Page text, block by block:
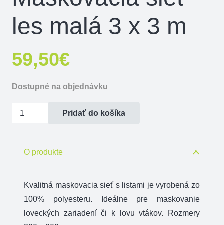
les malá 3 x 3 m
59,50€
Dostupné na objednávku
množstvo
Pridať do košíka
O produkte
Kvalitná maskovacia sieť s listami je vyrobená zo
100% polyesteru. Ideálne pre maskovanie
loveckých zariadení či k lovu vtákov. Rozmery